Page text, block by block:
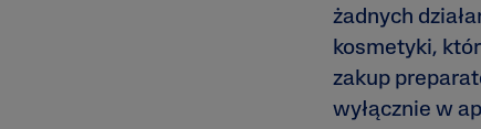
żadnych
kosmetyki,
zakup
wyłącznie w